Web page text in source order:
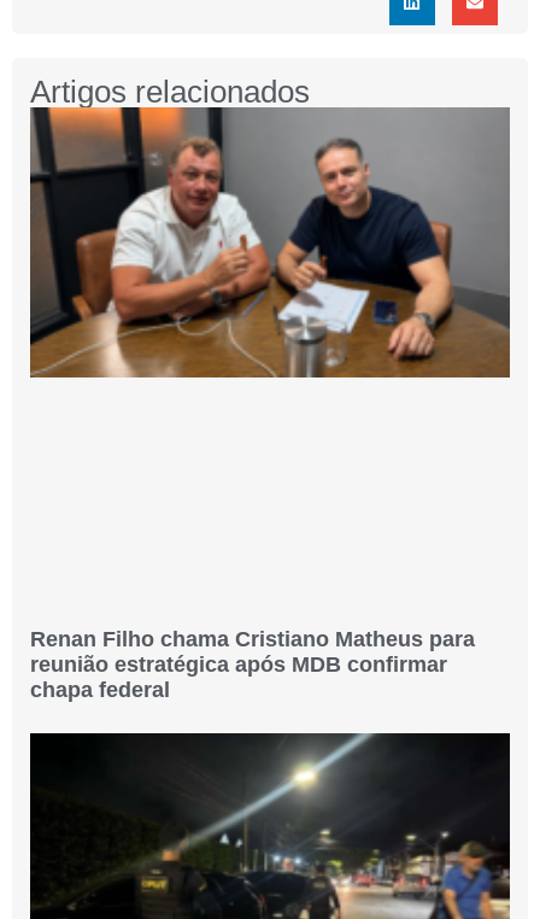
Artigos relacionados
Renan Filho chama Cristiano Matheus para
reunião estratégica após MDB confirmar
chapa federal